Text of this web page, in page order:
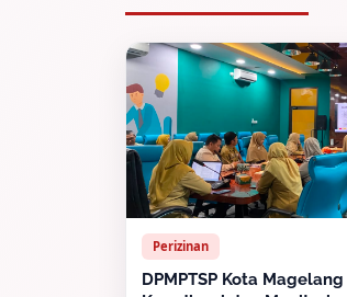
Perizinan
DPMPTSP Kota